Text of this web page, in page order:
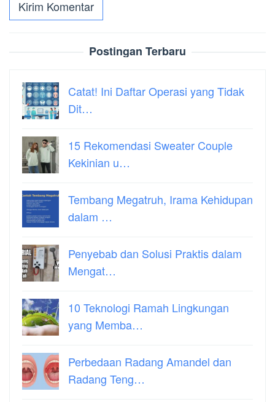
Postingan Terbaru
Catat! Ini Daftar Operasi yang Tidak
Dit…
15 Rekomendasi Sweater Couple
Kekinian u…
Tembang Megatruh, Irama Kehidupan
dalam …
Penyebab dan Solusi Praktis dalam
Mengat…
10 Teknologi Ramah Lingkungan
yang Memba…
Perbedaan Radang Amandel dan
Radang Teng…